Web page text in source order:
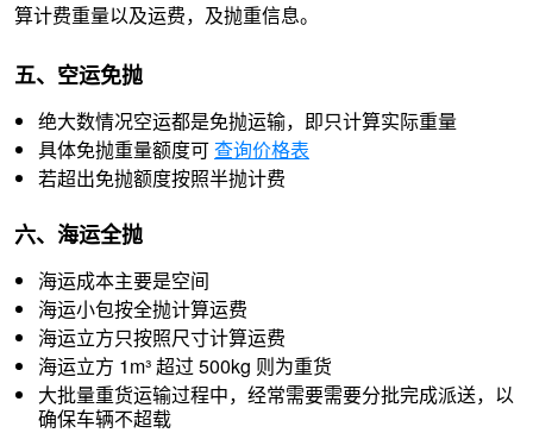
算计费重量以及运费，及抛重信息。
五、空运免抛
绝大数情况空运都是免抛运输，即只计算实际重量
具体免抛重量额度可查询价格表
若超出免抛额度按照半抛计费
六、海运全抛
海运成本主要是空间
海运小包按全抛计算运费
海运立方只按照尺寸计算运费
海运立方 1m³ 超过 500kg 则为重货
大批量重货运输过程中，经常需要需要分批完成派送，以
确保车辆不超载